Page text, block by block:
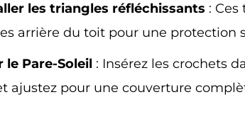
les triangles réfléchissants :
arrière du toit pour une protection
le Pare-Soleil : Insérez les crochets
ajustez pour une couverture